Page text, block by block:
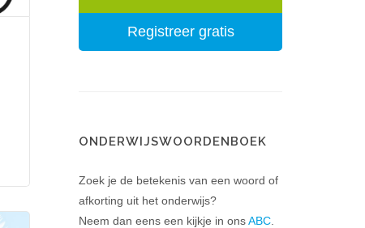
Registreer gratis
ONDERWIJSWOORDENBOEK
Zoek je de betekenis van een woord of
afkorting uit het onderwijs?
Neem dan eens een kijkje in onsABC